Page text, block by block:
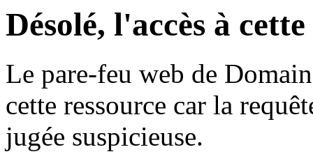
Désolé, l'accès à
Le pare-feu web de
cette ressource car la
jugée suspicieuse.